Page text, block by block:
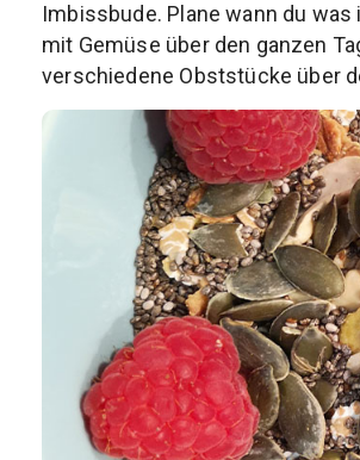
Imbissbude. Plane wann du
mit Gemüse über den ganzen
verschiedene Obststücke über